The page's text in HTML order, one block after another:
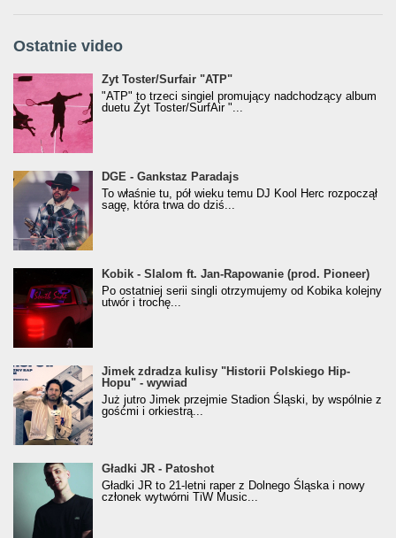
Ostatnie video
Żyt Toster/SurfAir - ATP VIDEO
Żyt Toster/Surfair "ATP"
"ATP" to trzeci singiel promujący nadchodzący album
duetu Żyt Toster/SurfAir "...
donGURALesko z nagrodą za
Klasyczny/Trueschoolowy Album Roku
(Popkillery 2023)
DGE - Gankstaz Paradajs
To właśnie tu, pół wieku temu DJ Kool Herc rozpoczął
sagę, która trwa do dziś...
Kobik - Slalom ft. Jan-Rapowanie (prod. Pioneer)
[Official Music Visualiser]
Kobik - Slalom ft. Jan-Rapowanie (prod. Pioneer)
Po ostatniej serii singli otrzymujemy od Kobika kolejny
utwór i trochę...
Jimek zdradza kulisy "Historii Polskiego Hip-
Hopu" - wywiad
Jimek zdradza kulisy "Historii Polskiego Hip-
Hopu" - wywiad
Już jutro Jimek przejmie Stadion Śląski, by wspólnie z
gośćmi i orkiestrą...
Gładki JR - Patoshot
Gładki JR - Patoshot
Gładki JR to 21-letni raper z Dolnego Śląska i nowy
członek wytwórni TiW Music...